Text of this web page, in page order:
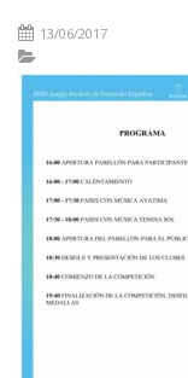
13/06/2017